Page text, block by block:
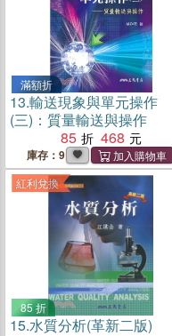
滿額折
13.輸送現象與單元操作
(三)：質量輸送與操作
85
468
庫存：9
紅利兌換
85 折
15.水質分析(革新二版)